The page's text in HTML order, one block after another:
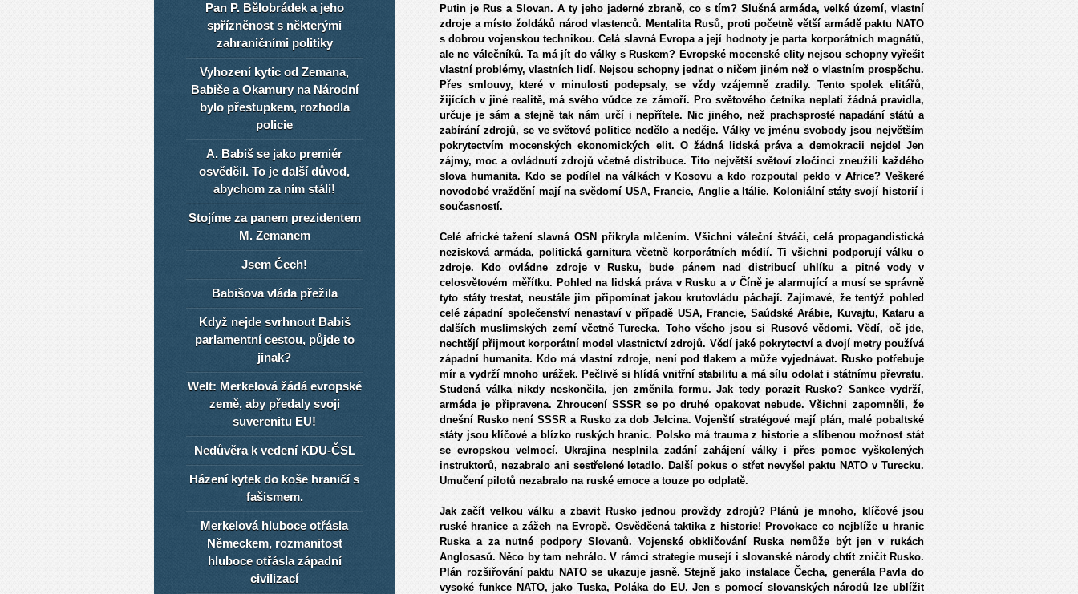
Putin je Rus a Slovan. A ty jeho jaderné zbraně, co s tím? Slušná armáda, velké území, vlastní
zdroje a místo žoldáků národ vlastenců. Mentalita Rusů, proti početně větší armádě paktu NATO
s dobrou vojenskou technikou. Celá slavná Evropa a její hodnoty je parta korporátních magnátů,
ale ne válečníků. Ta má jít do války s Ruskem? Evropské mocenské elity nejsou schopny vyřešit
vlastní problémy, vlastních lidí. Nejsou schopny jednat o ničem jiném než o vlastním prospěchu.
Přes smlouvy, které v minulosti podepsaly, se vždy vzájemně zradily. Tento spolek elitářů,
žijících v jiné realitě, má svého vůdce ze zámoří. Pro světového četníka neplatí žádná pravidla,
určuje je sám a stejně tak nám určí i nepřítele. Nic jiného, než prachsprosté napadání států a
zabírání zdrojů, se ve světové politice nedělo a neděje. Války ve jménu svobody jsou největším
pokrytectvím mocenských ekonomických elit. O žádná lidská práva a demokracii nejde! Jen
zájmy, moc a ovládnutí zdrojů včetně distribuce. Tito největší světoví zločinci zneužili každého
slova humanita. Kdo se podílel na válkách v Kosovu a kdo rozpoutal peklo v Africe? Veškeré
novodobé vraždění mají na svědomí USA, Francie, Anglie a Itálie. Koloniální státy svojí historií i
současností.
Celé africké tažení slavná OSN přikryla mlčením. Všichni váleční štváči, celá propagandistická
nezisková armáda, politická garnitura včetně korporátních médií. Ti všichni podporují válku o
zdroje. Kdo ovládne zdroje v Rusku, bude pánem nad distribucí uhlíku a pitné vody v
celosvětovém měřítku. Pohled na lidská práva v Rusku a v Číně je alarmující a musí se správně
tyto státy trestat, neustále jim připomínat jakou krutovládu páchají. Zajímavé, že tentýž pohled
celé západní společenství nenastaví v případě USA, Francie, Saúdské Arábie, Kuvajtu, Kataru a
dalších muslimských zemí včetně Turecka. Toho všeho jsou si Rusové vědomi. Vědí, oč jde,
nechtějí přijmout korporátní model vlastnictví zdrojů. Vědí jaké pokrytectví a dvojí metry používá
západní humanita. Kdo má vlastní zdroje, není pod tlakem a může vyjednávat. Rusko potřebuje
mír a vydrží mnoho urážek. Pečlivě si hlídá vnitřní stabilitu a má sílu odolat i státnímu převratu.
Studená válka nikdy neskončila, jen změnila formu. Jak tedy porazit Rusko? Sankce vydrží,
armáda je připravena. Zhroucení SSSR se po druhé opakovat nebude. Všichni zapomněli, že
dnešní Rusko není SSSR a Rusko za dob Jelcina. Vojenští stratégové mají plán, malé pobaltské
státy jsou klíčové a blízko ruských hranic. Polsko má trauma z historie a slíbenou možnost stát
se evropskou velmocí. Ukrajina nesplnila zadání zahájení války i přes pomoc vyškolených
instruktorů, nezabralo ani sestřelené letadlo. Další pokus o střet nevyšel paktu NATO v Turecku.
Umučení pilotů nezabralo na ruské emoce a touze po odplatě.
Jak začít velkou válku a zbavit Rusko jednou provždy zdrojů? Plánů je mnoho, klíčové jsou
ruské hranice a zážeh na Evropě. Osvědčená taktika z historie! Provokace co nejblíže u hranic
Ruska a za nutné podpory Slovanů. Vojenské obkličování Ruska nemůže být jen v rukách
Anglosasů. Něco by tam nehrálo. V rámci strategie musejí i slovanské národy chtít zničit Rusko.
Plán rozšiřování paktu NATO se ukazuje jasně. Stejně jako instalace Čecha, generála Pavla do
vysoké funkce NATO, jako Tuska, Poláka do EU. Jen s pomocí slovanských národů lze ublížit
Pan P. Bělobrádek a jeho
spřízněnost s některými
zahraničními politiky
Vyhození kytic od Zemana,
Babiše a Okamury na Národní
bylo přestupkem, rozhodla
policie
A. Babiš se jako premiér
osvědčil. To je další důvod,
abychom za ním stáli!
Stojíme za panem prezidentem
M. Zemanem
Jsem Čech!
Babišova vláda přežila
Když nejde svrhnout Babiš
parlamentní cestou, půjde to
jinak?
Welt: Merkelová žádá evropské
země, aby předaly svoji
suverenitu EU!
Nedůvěra k vedení KDU-ČSL
Házení kytek do koše hraničí s
fašismem.
Merkelová hluboce otřásla
Německem, rozmanitost
hluboce otřásla západní
civilizací